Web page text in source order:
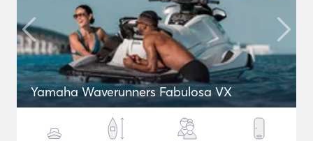
Yamaha Waverunners Fabulosa VX